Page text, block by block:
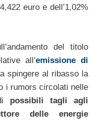
euro e dell’1,02%
del titolo
all’emissione di
spingere al ribasso la
i rumors circolati nelle
possibili tagli agli
delle energie